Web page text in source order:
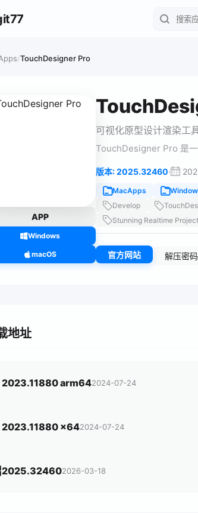
/TouchDesigner Pro
APP
Windows
macOS
可视化原型设计渲染工
TouchDesigner Pro 是
版本: 2025.32460·
MacApps
Develop
Stunning Realtime
官方网站 解压密
地址
2023.11880 arm642024-07-24
2023.11880 x642024-07-24
2025.324602026-03-18